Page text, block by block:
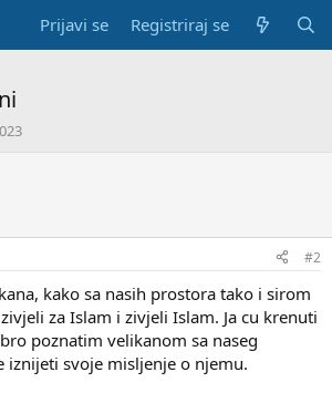
Prijavi se Registriraj se
#2
kako sa nasih prostora tako i sirom
za Islam i zivjeli Islam. Ja cu krenuti
poznatim velikanom sa naseg
iznijeti svoje misljenje o njemu.